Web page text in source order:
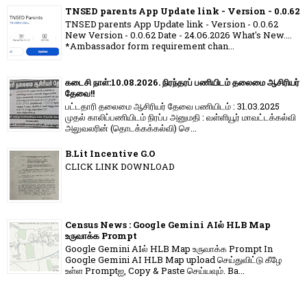
TNSED parents App Update link - Version - 0.0.62
TNSED parents App Update link - Version - 0.0.62
New Version - 0.0.62 Date - 24.06.2026 What's New....
*Ambassador form requirement chan...
கடைசி நாள்:10.08.2026. நிரந்தரப் பணியிடம் தலைமை ஆசிரியர்
தேவை!!
பட்டதாரி தலைமை ஆசிரியர் தேவை பணியிடம் : 31.03.2025
முதல் காலிப்பணியிடம் நிரப்ப அனுமதி : வள்ளியூர் மாவட்டக்கல்வி
அலுவலரின் (தொடக்கக்கல்வி) செ...
B.Lit Incentive G.O
CLICK LINK DOWNLOAD
Census News : Google Gemini AIல் HLB Map
உருவாக்க Prompt
Google Gemini AIல் HLB Map உருவாக்க Prompt In
Google Gemini AI HLB Map upload செய்துவிட்டு கீழே
உள்ள Promptஐ, Copy & Paste செய்யவும். Ba...